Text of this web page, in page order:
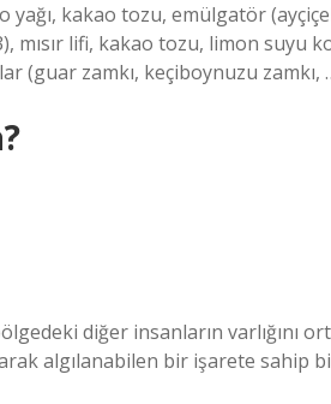
kakao tozu, emülgatör
mısır lifi, kakao tozu, limon suyu
(guar zamkı, keçiboynuzu zamkı,
diğer insanların varlığını
algılanabilen bir işarete sahip